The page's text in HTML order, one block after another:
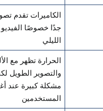
الكاميرات تقدم
جدًا خصوصًا الفيديو
الليلي
الحرارة تظهر مع
والتصوير الطويل
مشكلة كبيرة عند
المستخدمين